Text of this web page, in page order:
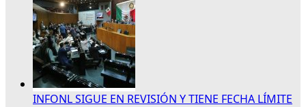
INFONL SIGUE EN REVISIÓN Y TIENE FECHA LÍMITE